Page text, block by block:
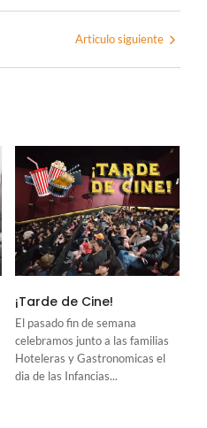
Articulo siguiente
¡Tarde de Cine!
El pasado fin de semana
celebramos junto a las familias
Hoteleras y Gastronomicas el
dia de las Infancias...